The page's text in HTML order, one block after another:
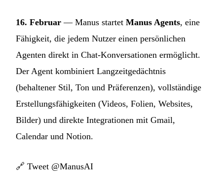
16. Februar — Manus startet Manus Agents, eine
Fähigkeit, die jedem Nutzer einen persönlichen
Agenten direkt in Chat-Konversationen ermöglicht.
Der Agent kombiniert Langzeitgedächtnis
(behaltener Stil, Ton und Präferenzen), vollständige
Erstellungsfähigkeiten (Videos, Folien, Websites,
Bilder) und direkte Integrationen mit Gmail,
Calendar und Notion.
🔗 Tweet @ManusAI